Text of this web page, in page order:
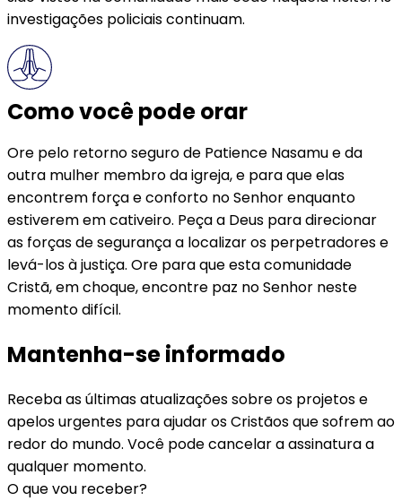
investigações policiais continuam.
Como você pode orar
Ore pelo retorno seguro de Patience Nasamu e da
outra mulher membro da igreja, e para que elas
encontrem força e conforto no Senhor enquanto
estiverem em cativeiro. Peça a Deus para direcionar
as forças de segurança a localizar os perpetradores e
levá-los à justiça. Ore para que esta comunidade
Cristã, em choque, encontre paz no Senhor neste
momento difícil.
Mantenha-se informado
Receba as últimas atualizações sobre os projetos e
apelos urgentes para ajudar os Cristãos que sofrem ao
redor do mundo. Você pode cancelar a assinatura a
qualquer momento.
O que vou receber?